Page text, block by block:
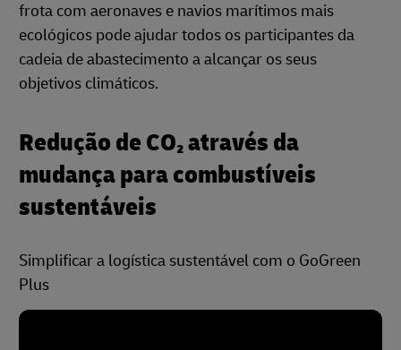
frota com aeronaves e navios marítimos mais
ecológicos pode ajudar todos os participantes da
cadeia de abastecimento a alcançar os seus
objetivos climáticos.
Redução de CO₂ através da
mudança para combustíveis
sustentáveis
Simplificar a logística sustentável com o GoGreen
Plus